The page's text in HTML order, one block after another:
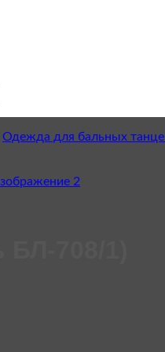
Одежда для бальных